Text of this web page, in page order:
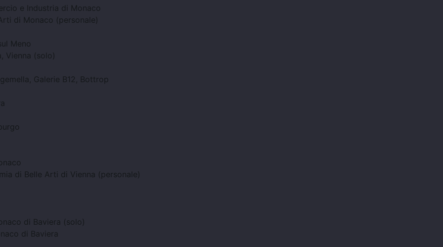
e Industria di Monaco
di Monaco (personale)
Meno
Vienna (solo)
Galerie B12, Bottrop
di Belle Arti di Vienna (personale)
di Baviera (solo)
di Baviera